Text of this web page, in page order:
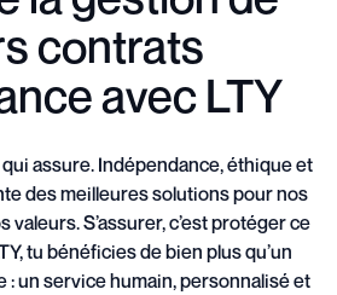
contrats
avec LTY
assure. Indépendance, éthique et
des meilleures solutions pour nos
valeurs. S’assurer, c’est protéger ce
tu bénéficies de bien plus qu’un
: un service humain, personnalisé et